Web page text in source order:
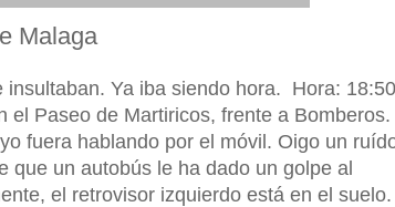
Malaga
insultaban. Ya iba siendo hora. Hora: 18:50
el Paseo de Martiricos, frente a Bomberos.
fuera hablando por el móvil. Oigo un
que un autobús le ha dado un golpe al
el retrovisor izquierdo está en el suelo.